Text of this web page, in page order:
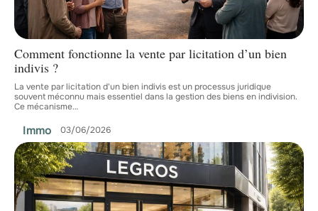
Comment fonctionne la vente par licitation d’un bien
indivis ?
La vente par licitation d'un bien indivis est un processus juridique
souvent méconnu mais essentiel dans la gestion des biens en indivision.
Ce mécanisme…
Immo 03/06/2026